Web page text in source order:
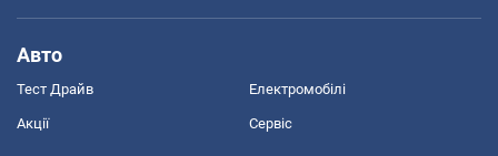
Авто
Тест Драйв Електромобілі
Акції Сервіс